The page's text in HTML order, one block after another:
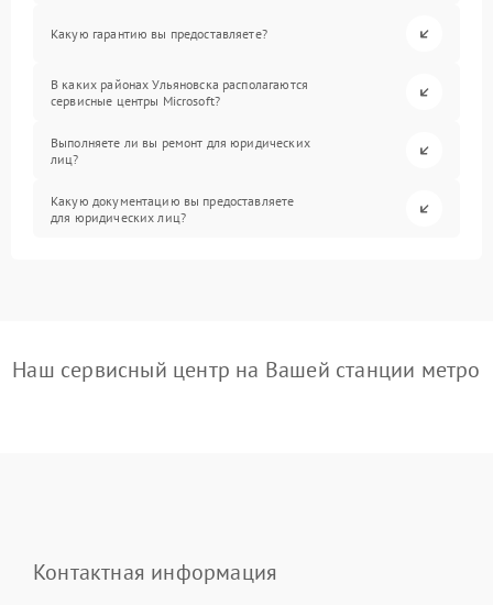
Какую гарантию вы предоставляете?
В каких районах Ульяновска располагаются
сервисные центры Microsoft?
Выполняете ли вы ремонт для юридических
лиц?
Какую документацию вы предоставляете
для юридических лиц?
Наш сервисный центр на Вашей станции метро
Контактная информация